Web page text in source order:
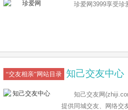
珍爱网3999享受珍
“交友相亲”网站目录 知己交友中心
知己交友网
提供同城交友、网络交